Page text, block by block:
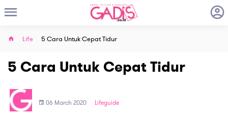
Life 5 Cara Untuk Cepat Tidur
5 Cara Untuk Cepat Tidur
06 March 2020 Lifeguide